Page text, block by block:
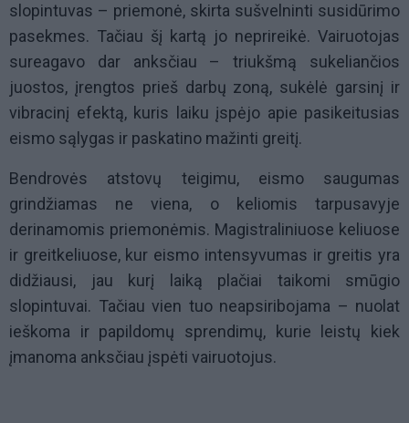
slopintuvas – priemonė, skirta sušvelninti susidūrimo
pasekmes. Tačiau šį kartą jo neprireikė. Vairuotojas
sureagavo dar anksčiau – triukšmą sukeliančios
juostos, įrengtos prieš darbų zoną, sukėlė garsinį ir
vibracinį efektą, kuris laiku įspėjo apie pasikeitusias
eismo sąlygas ir paskatino mažinti greitį.
Bendrovės atstovų teigimu, eismo saugumas
grindžiamas ne viena, o keliomis tarpusavyje
derinamomis priemonėmis. Magistraliniuose keliuose
ir greitkeliuose, kur eismo intensyvumas ir greitis yra
didžiausi, jau kurį laiką plačiai taikomi smūgio
slopintuvai. Tačiau vien tuo neapsiribojama – nuolat
ieškoma ir papildomų sprendimų, kurie leistų kiek
įmanoma anksčiau įspėti vairuotojus.